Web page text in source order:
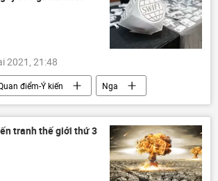
2021, 21:48
điểm-Ý kiến
Nga
Âu chuyên gia
tranh thế giới thứ 3